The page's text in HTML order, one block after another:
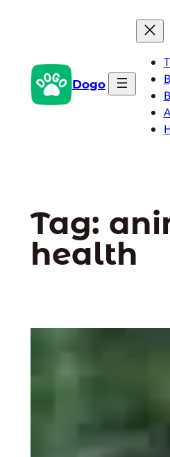
conteúdo Dogo
Tag:
health